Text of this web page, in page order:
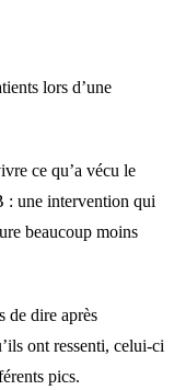
lors d’une
ce qu’a vécu le
: une intervention qui
beaucoup moins
de dire après
ont ressenti, celui-ci
pics.